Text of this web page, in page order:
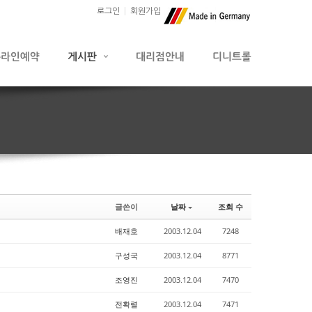
로그인 회원가입
글쓴이 날짜 조회 수
배재호 2003.12.04 7248
구성국 2003.12.04 8771
조영진 2003.12.04 7470
전확렬 2003.12.04 7471